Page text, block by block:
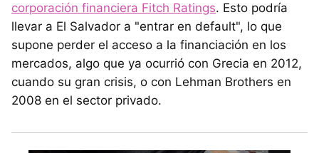
corporación financiera Fitch Ratings. Esto podría
llevar a El Salvador a "entrar en default", lo que
supone perder el acceso a la financiación en los
mercados, algo que ya ocurrió con Grecia en 2012,
cuando su gran crisis, o con Lehman Brothers en
2008 en el sector privado.